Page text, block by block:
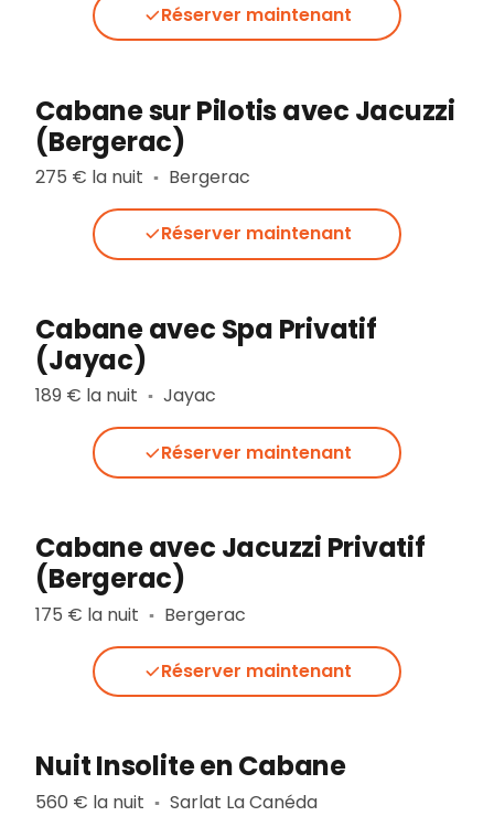
Réserver maintenant
Cabane sur Pilotis avec Jacuzzi
(Bergerac)
275 € la nuit ▪︎ Bergerac
Réserver maintenant
Cabane avec Spa Privatif
(Jayac)
189 € la nuit ▪︎ Jayac
Réserver maintenant
Cabane avec Jacuzzi Privatif
(Bergerac)
175 € la nuit ▪︎ Bergerac
Réserver maintenant
Nuit Insolite en Cabane
560 € la nuit ▪︎ Sarlat La Canéda